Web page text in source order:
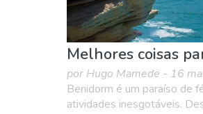
Melhores coisas
por Hugo Mamede - 16
Benidorm é um paraíso de
atividades inesgotáveis.